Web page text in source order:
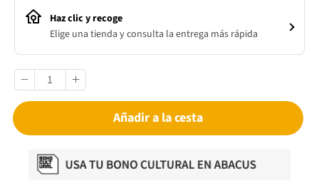
Haz clic y recoge
Elige una tienda y consulta la entrega más rápida
Añadir a la cesta